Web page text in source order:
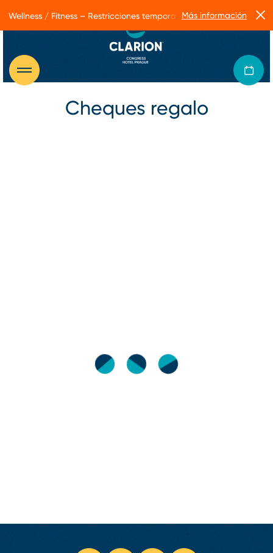
Cheques regalo
Wellness / Fitness – Restricciones temporales de servicio
Más información